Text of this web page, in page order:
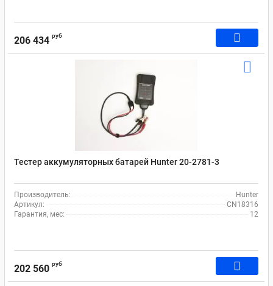
206 434 руб
Тестер аккумуляторных батарей Hunter 20-2781-3
Производитель:
Hunter
Артикул:
CN18316
Гарантия, мес:
12
202 560 руб